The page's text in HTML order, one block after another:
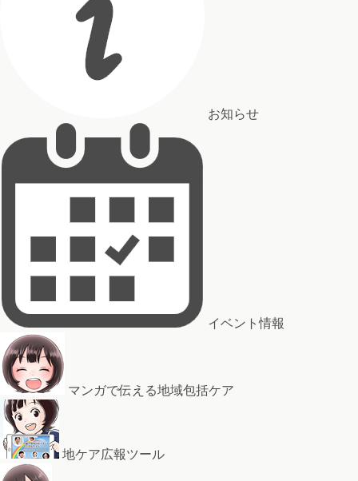
お知らせ
イベント情報
マンガで伝える地域包括ケア
地ケア広報ツール